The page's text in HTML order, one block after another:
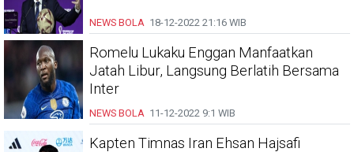
NEWS BOLA 18-12-2022 21:16 WIB
Romelu Lukaku Enggan Manfaatkan
Jatah Libur, Langsung Berlatih Bersama
Inter
NEWS BOLA 11-12-2022 9:1 WIB
Kapten Timnas Iran Ehsan Hajsafi